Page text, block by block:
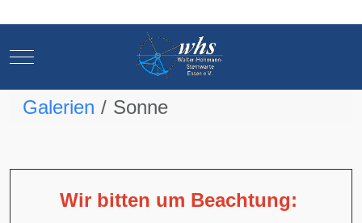
Mobile Menu Toggle
Galerien Sonne
Wir bitten um Beachtung: